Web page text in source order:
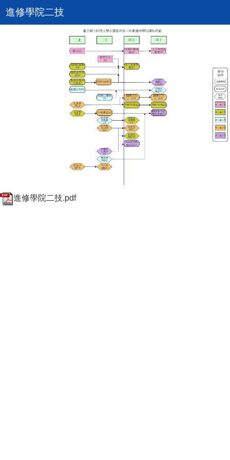
進修學院二技
進修學院二技.pdf